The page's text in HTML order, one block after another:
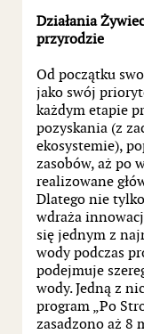
Działania
przyrodzie
Od początku
jako swój
każdym etapie
pozyskania (z
ekosystemie),
zasobów, aż po
realizowane
Dlatego nie
wdraża
się jednym z
wody podczas
podejmuje
wody. Jedną z
program „Po
zasadzono aż 8